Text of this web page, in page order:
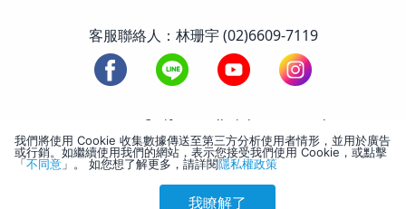
客服聯絡人：林珊宇 (02)6609-7119
1988-2026 © Lifetour All Rights Reserved.
我們將使用 Cookie 收集數據傳送至第三方分析使用者情形，並用於廣告
或行銷。如繼續使用我們的網站，表示您接受我們使用 Cookie，或點擊
「不同意 」。 如您想了解更多，請詳閱隱私權政策
我瞭解了